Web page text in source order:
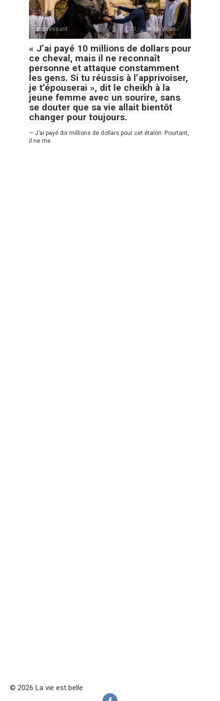
Intéressant 0 96 Vues :
« J’ai payé 10 millions de dollars pour
ce cheval, mais il ne reconnaît
personne et attaque constamment
les gens. Si tu réussis à l’apprivoiser,
je t’épouserai », dit le cheikh à la
jeune femme avec un sourire, sans
se douter que sa vie allait bientôt
changer pour toujours.
— J’ai payé dix millions de dollars pour cet étalon. Pourtant,
il ne me
© 2026 La vie est belle